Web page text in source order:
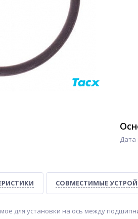
Дата
СОВМЕСТИМЫЕ
для установки на ось между